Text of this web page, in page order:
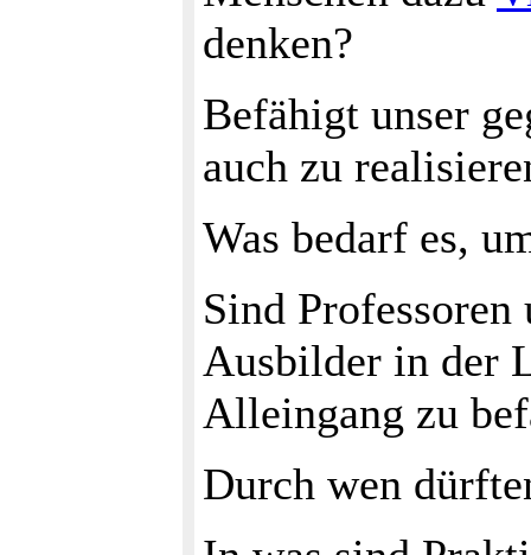
denken?
Befähigt unser
auch zu
Was bedarf es,
Sind
Ausbilder in der
Alleingang zu
Durch wen